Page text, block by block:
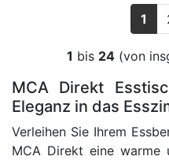
1
1 bis 24(von
MCA Direkt
Eleganz in das
Verleihen Sie Ihrem
MCA Direkt eine warme